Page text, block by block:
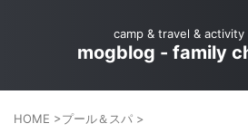
camp & travel & activity
mogblog - family
HOME >プール＆スパ >